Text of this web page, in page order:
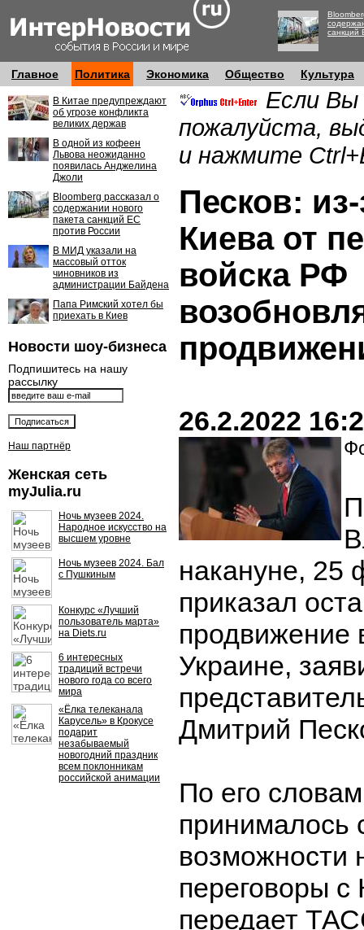
санкций
Главное Политика Экономика Общество Культура
В Китае предупреждают
об угрозе конфликта
великих держав
В одной из кофеен
Львова неожиданно
появилась Анджелина
Джоли
Bloomberg рассказал о
содержании нового
пакета санкций ЕС
против России
В МИД указали на
массовый отток
чиновников из
администрации Байдена
Папа Римский хотел бы
приехать в Киев
Новости шоу-бизнеса
Подпишитесь на нашу
рассылку
Наш партнёр
Женская сеть
myJulia.ru
Ночь музеев 2024.
Народное искусство на
высшем уровне
Ночь музеев 2024. Бал
с Пушкиным
Конкурс «Лучший
пользователь марта»
на Diets.ru
6 интересных
традиций встречи
нового года со всего
мира
«Ёлка телеканала
Карусель» в Крокусе
подарит
незабываемый
новогодний праздник
всем поклонникам
российской анимации
Если Вы
пожалуйста,
и нажмите
Песков: из-
Киева от
войска РФ
26.2.2022
накануне, 25
приказал
продвижение
Украине,
Дмитрий
По его
принималось
возможности
переговоры с
передает